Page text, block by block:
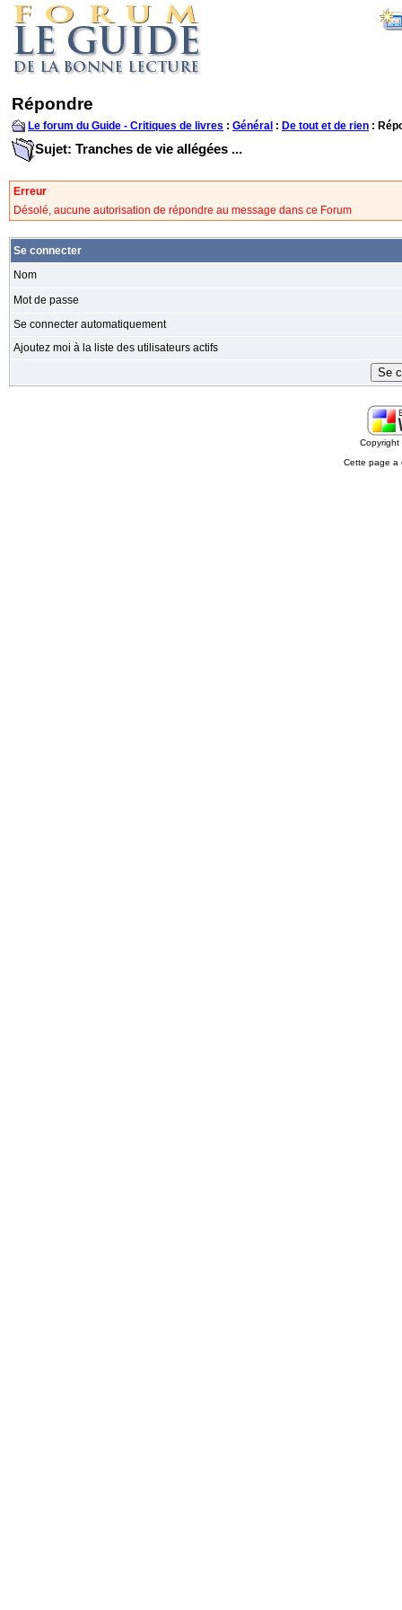
Répondre
Le forum du Guide - Critiques de livres : Général : De tout et de rien :
Sujet: Tranches de vie allégées ...
Erreur
Désolé, aucune autorisation de répondre au message dans ce Forum
Se connecter
Nom
Mot de passe
Se connecter automatiquement
Ajoutez moi à la liste des utilisateurs actifs
Cette page a